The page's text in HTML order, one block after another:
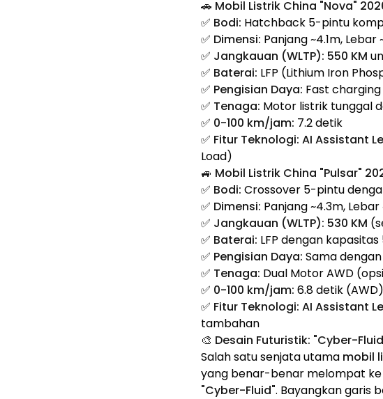
🚗 Mobil Listrik China "Nova"
✅ Bodi: Hatchback 5-pintu
✅ Dimensi: Panjang ~4.1m,
✅ Jangkauan (WLTP): 550 KM
✅ Baterai: LFP (Lithium Iron
✅ Pengisian Daya: Fast
✅ Tenaga: Motor listrik tunggal
✅ 0-100 km/jam: 7.2 detik
✅ Fitur Teknologi: AI Assistant
Load)
🚙 Mobil Listrik China "Pulsar"
✅ Bodi: Crossover 5-pintu
✅ Dimensi: Panjang ~4.3m, Lebar
✅ Jangkauan (WLTP): 530 KM
✅ Baterai: LFP dengan kapasitas
✅ Pengisian Daya: Sama
✅ Tenaga: Dual Motor AWD
✅ 0-100 km/jam: 6.8 detik (AWD)
✅ Fitur Teknologi: AI Assistant
tambahan
🎨 Desain Futuristik: "Cyber-
Salah satu senjata utama mobil
yang benar-benar melompat ke
"Cyber-Fluid". Bayangkan garis